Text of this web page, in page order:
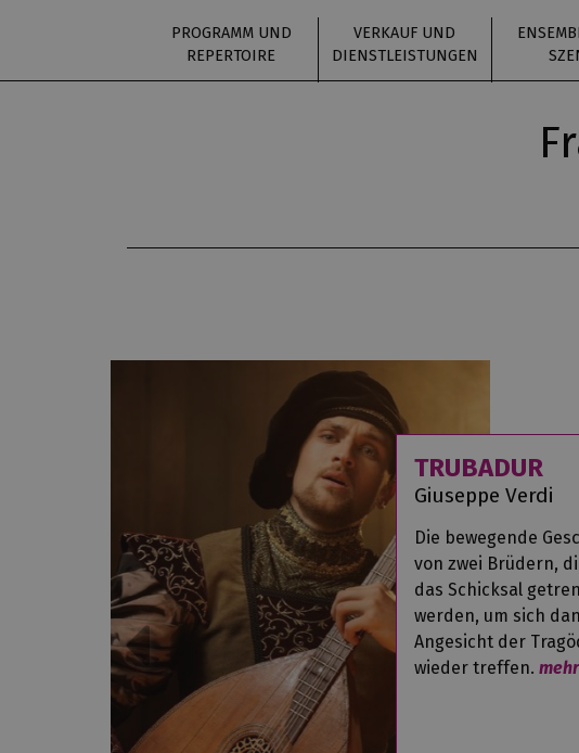
PROGRAMM UND
REPERTOIRE
VERKAUF UND
DIENSTLEISTUNGEN
TRUBADUR
Giuseppe Verdi
Die bewegende
von zwei Brüdern,
das Schicksal
werden, um sich
Angesicht der
wieder treffen. mehr